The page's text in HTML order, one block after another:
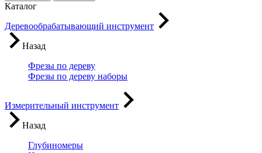
Каталог
Деревообрабатывающий инструмент
Назад
Фрезы по дереву
Фрезы по дереву наборы
Измерительный инструмент
Назад
Глубиномеры